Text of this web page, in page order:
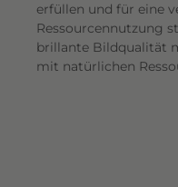
erfüllen und für eine
Ressourcennutzung
brillante Bildqualität
mit natürlichen